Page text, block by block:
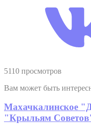
5110 просмотров
Вам может быть
Махачкалинское
"Крыльям